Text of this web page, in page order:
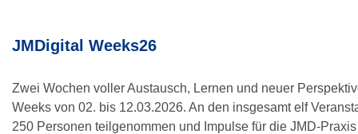
JMDigital Weeks26
Zwei Wochen voller Austausch, Lernen und neuer
Weeks von 02. bis 12.03.2026. An den insgesamt elf
250 Personen teilgenommen und Impulse für die JMD-